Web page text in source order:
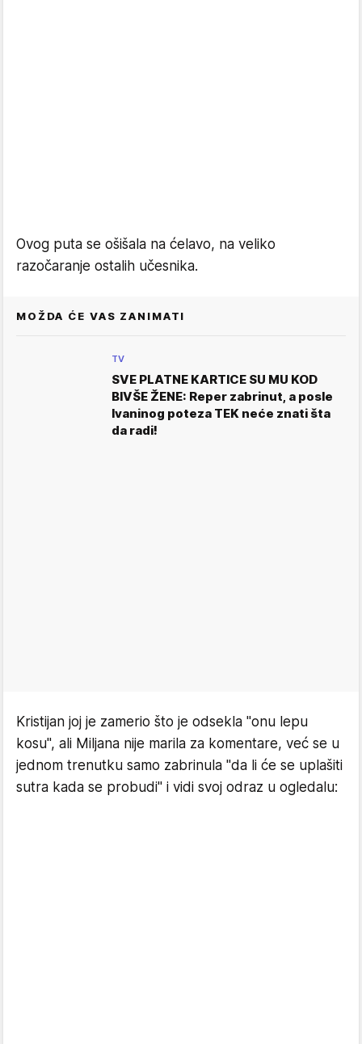
Ovog puta se ošišala na ćelavo, na veliko
razočaranje ostalih učesnika.
MOŽDA ĆE VAS ZANIMATI
TV
SVE PLATNE KARTICE SU MU KOD
BIVŠE ŽENE: Reper zabrinut, a posle
Ivaninog poteza TEK neće znati šta
da radi!
Kristijan joj je zamerio što je odsekla "onu lepu
kosu", ali Miljana nije marila za komentare, već se u
jednom trenutku samo zabrinula "da li će se uplašiti
sutra kada se probudi" i vidi svoj odraz u ogledalu: